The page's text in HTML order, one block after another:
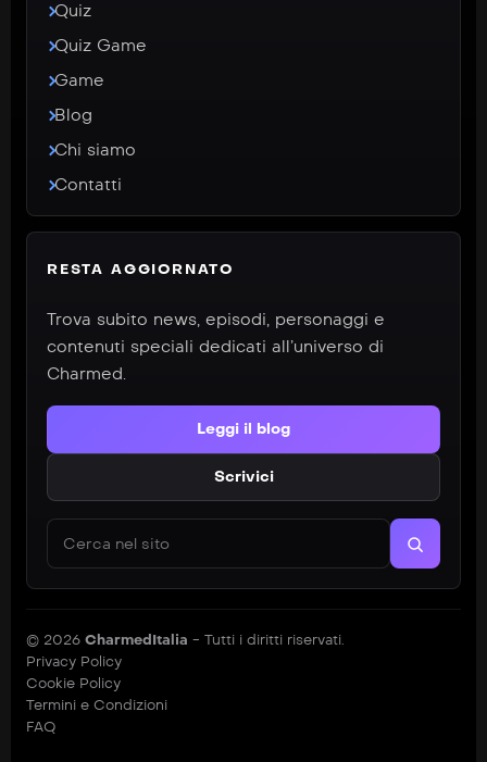
Quiz
Quiz Game
Game
Blog
Chi siamo
Contatti
RESTA AGGIORNATO
Trova subito news, episodi, personaggi e
contenuti speciali dedicati all’universo di
Charmed.
Leggi il blog
Scrivici
Cerca nel sito
© 2026 CharmedItalia - Tutti i diritti riservati.
Privacy Policy
Cookie Policy
Termini e Condizioni
FAQ